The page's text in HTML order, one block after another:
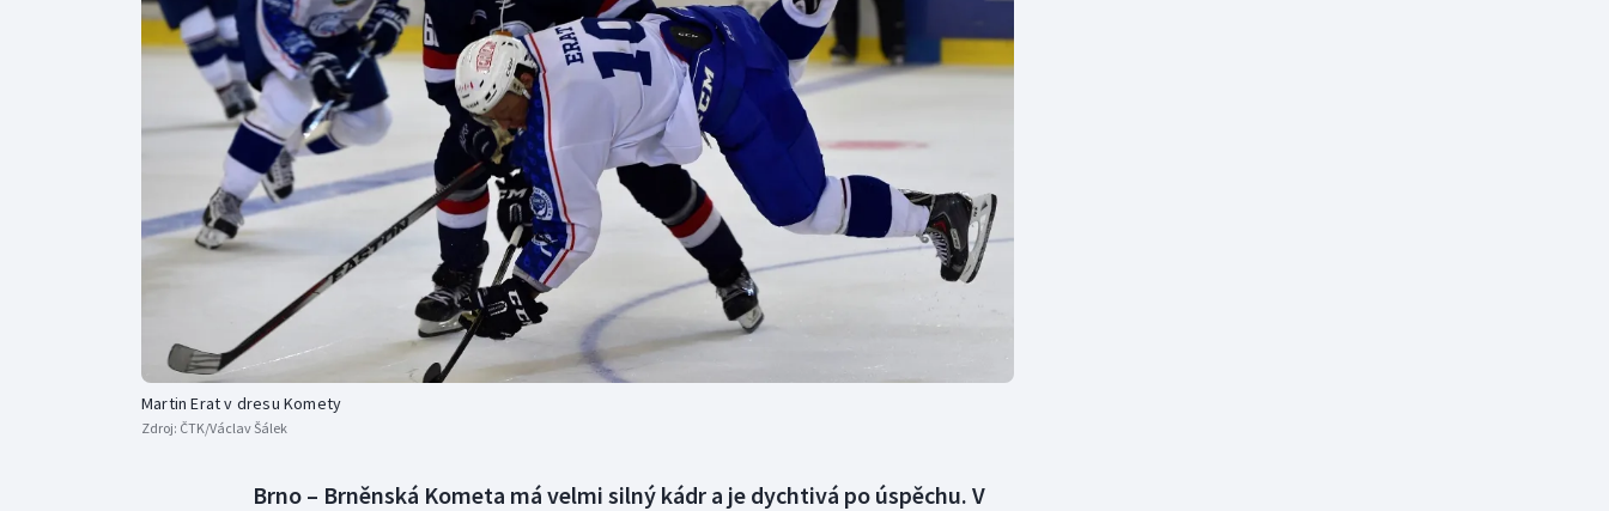
Curling
Dostihy
Florbal
Futsal
Golf
Gymnastika
Moderní pětiboj
Motorsport
Olympijské hry
Parasport
Plavání
Plážový volejbal
Triatlon
Veslování
Volejbal
Ostatní
Martin Erat v dresu Komety
Zdroj: ČTK/Václav Šálek
Brno – Brněnská Kometa má velmi silný kádr a je dychtivá po úspěchu. V